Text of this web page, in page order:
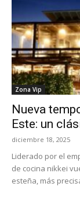
Zona Vip
Nueva
Este: un
diciembre 18, 2025
Liderado por el
de cocina nikkei
esteña, más